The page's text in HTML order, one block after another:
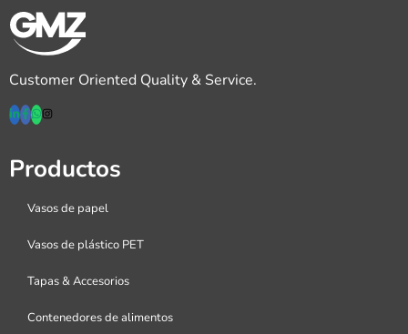
Customer Oriented Quality & Service.
Productos
Vasos de papel
Vasos de plástico PET
Tapas & Accesorios
Contenedores de alimentos